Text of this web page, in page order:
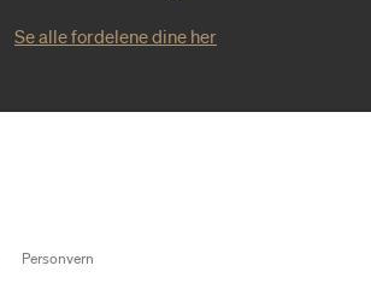
Se alle fordelene dine her
Personvern